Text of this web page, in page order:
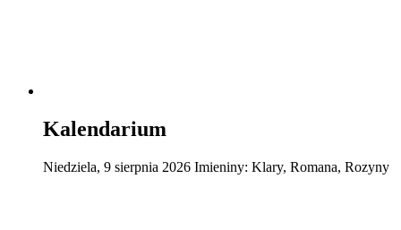
Kalendarium
Niedziela, 9 sierpnia 2026 Imieniny: Klary, Romana, Rozyny